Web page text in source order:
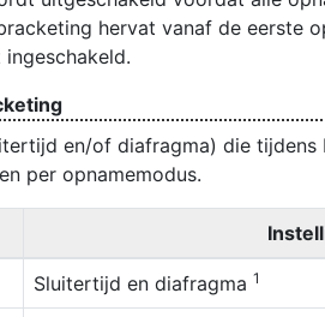
hervat vanaf de eerste
en/of diafragma) die
per opnamemodus.
Sluitertijd en diafragma 1